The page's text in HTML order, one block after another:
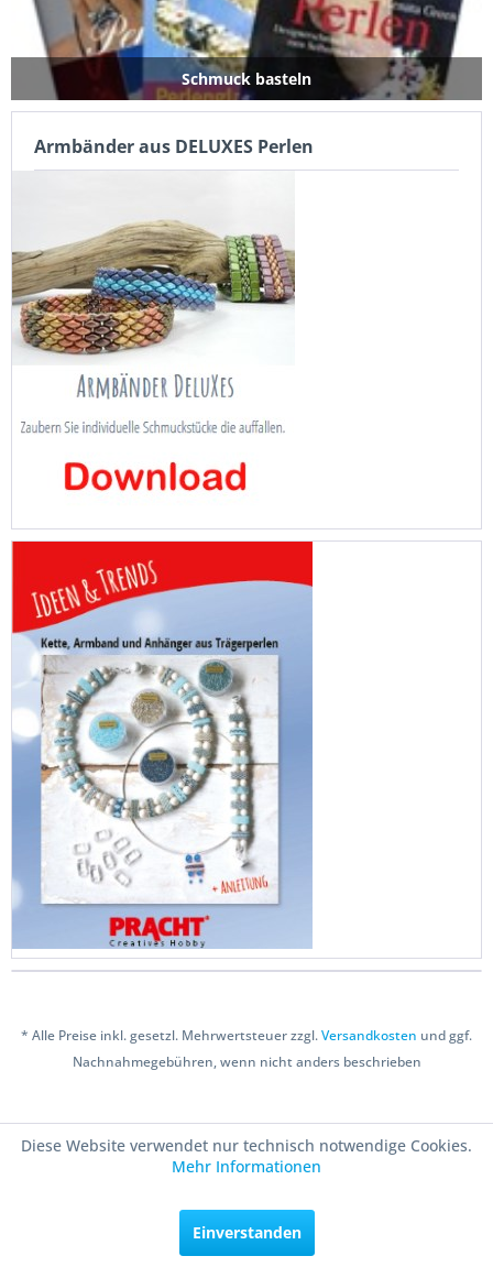
Armbänder aus DELUXES Perlen
Schmuck basteln
* Alle Preise inkl. gesetzl. Mehrwertsteuer zzgl.Versandkosten und ggf.
Nachnahmegebühren, wenn nicht anders beschrieben
Diese Website verwendet nur technisch notwendige Cookies.
Mehr Informationen
Einverstanden